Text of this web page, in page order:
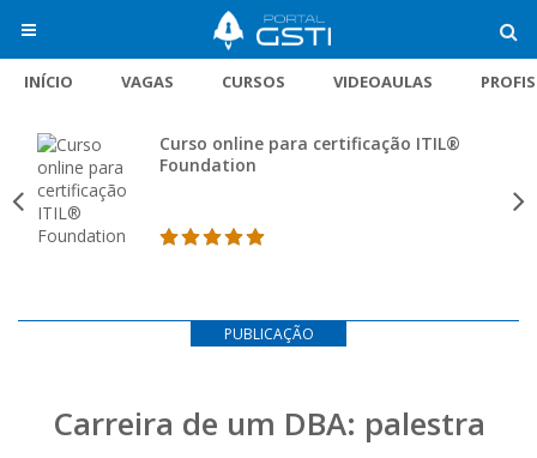
INÍCIO VAGAS CURSOS VIDEOAULAS
Curso online para certificação ITIL®
Foundation
PUBLICAÇÃO
Carreira de um DBA: palestra